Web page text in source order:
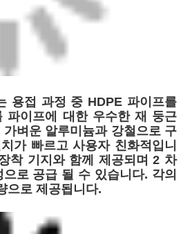
계
용접 과정 중 HDPE 파이프를
파이프에 대한 우수한 재 둥근
벼운 알루미늄과 강철으로 구
가 빠르고 사용자 친화적입니
착 기지와 함께 제공되며 2 차
로 공급 될 수 있습니다. 각의
으로 제공됩니다.